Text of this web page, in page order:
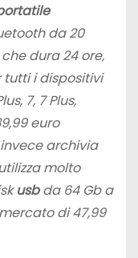
da 20
dura 24 ore,
tutti i dispositivi
7, 7 Plus,
euro
archivia
molto
usbda 64 Gb a
di 47,99